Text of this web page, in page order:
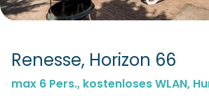
Renesse, Horizon 66
max 6 Pers., kostenloses WLAN,